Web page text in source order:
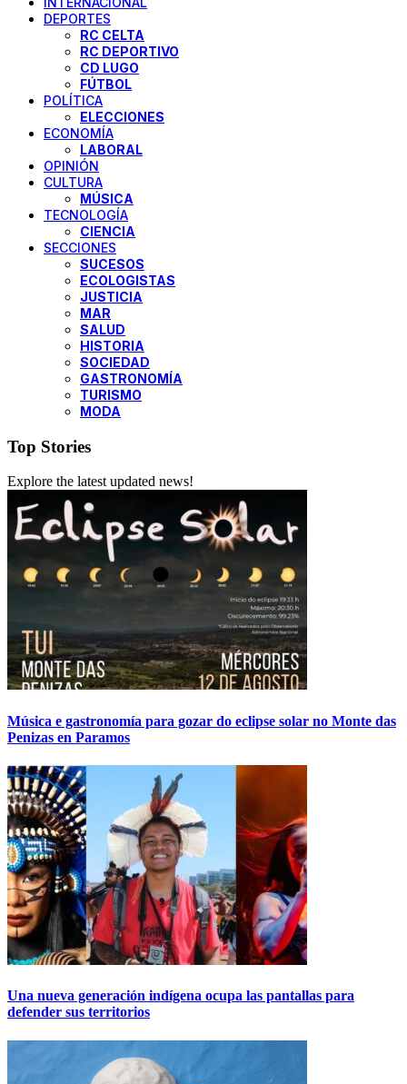
DEPORTES
RC CELTA
RC DEPORTIVO
CD LUGO
FÚTBOL
POLÍTICA
ELECCIONES
ECONOMÍA
LABORAL
OPINIÓN
CULTURA
MÚSICA
TECNOLOGÍA
CIENCIA
SECCIONES
SUCESOS
ECOLOGISTAS
JUSTICIA
MAR
SALUD
HISTORIA
SOCIEDAD
GASTRONOMÍA
TURISMO
MODA
Top Stories
Explore the latest updated news!
Música e gastronomía para gozar do eclipse solar no Monte das
Penizas en Paramos
Una nueva generación indígena ocupa las pantallas para
defender sus territorios